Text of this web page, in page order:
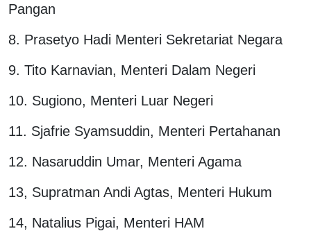
Pangan
8. Prasetyo Hadi Menteri Sekretariat Negara
9. Tito Karnavian, Menteri Dalam Negeri
10. Sugiono, Menteri Luar Negeri
11. Sjafrie Syamsuddin, Menteri Pertahanan
12. Nasaruddin Umar, Menteri Agama
13, Supratman Andi Agtas, Menteri Hukum
14, Natalius Pigai, Menteri HAM